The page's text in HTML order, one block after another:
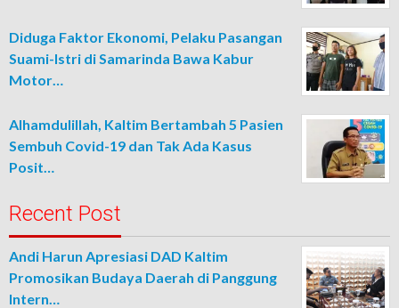
Diduga Faktor Ekonomi, Pelaku Pasangan
Suami-Istri di Samarinda Bawa Kabur
Motor…
Alhamdulillah, Kaltim Bertambah 5 Pasien
Sembuh Covid-19 dan Tak Ada Kasus
Posit…
Recent Post
Andi Harun Apresiasi DAD Kaltim
Promosikan Budaya Daerah di Panggung
Intern…